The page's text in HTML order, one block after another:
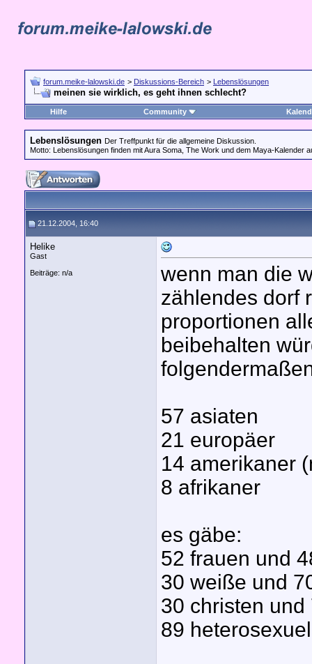
forum.meike-lalowski.de > Diskussions-Bereich > Lebenslösungen
meinen sie wirklich, es geht ihnen schlecht?
Hilfe Community
Lebenslösungen Der Treffpunkt für die allgemeine Diskussion.
Motto: Lebenslösungen finden mit Aura Soma, The Work und dem Maya-Kalender
21.12.2004, 16:40
Helike
Gast
Beiträge: n/a
wenn man die
zählendes dorf
proportionen
beibehalten
57 asiaten
21 europäer
14 amerikaner
8 afrikaner
es gäbe:
52 frauen und
30 weiße und
30 christen
89